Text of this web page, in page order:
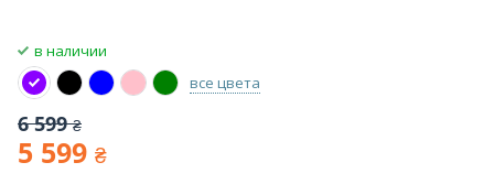
в наличии
все цвета
6 599 ₴
5 599 ₴